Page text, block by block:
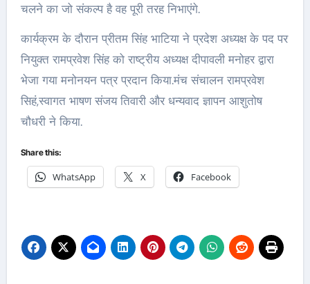
चलने का जो संकल्प है वह पूरी तरह निभाएंगे.
कार्यक्रम के दौरान प्रीतम सिंह भाटिया ने प्रदेश अध्यक्ष के पद पर
नियुक्त रामप्रवेश सिंह को राष्ट्रीय अध्यक्ष दीपावली मनोहर द्वारा
भेजा गया मनोनयन पत्र प्रदान किया.मंच संचालन रामप्रवेश
सिहं,स्वागत भाषण संजय तिवारी और धन्यवाद ज्ञापन आशुतोष
चौधरी ने किया.
Share this:
WhatsApp X Facebook